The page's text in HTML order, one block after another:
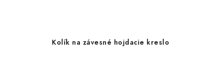
Kolík na závesné hojdacie kreslo